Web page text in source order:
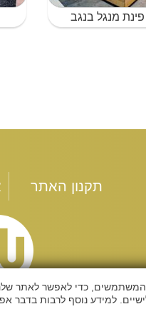
מנגל בנגב
תקנון האתר
המשתמשים, כדי לאפשר
למידע נוסף לרבות בדבר